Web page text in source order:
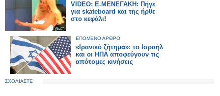
VIDEO: Ε.ΜΕΝΕΓΑΚΗ: Πήγε
για skateboard και της ήρθε
στο κεφάλι!
ΕΠΟΜΕΝΟ ΑΡΘΡΟ
«Ιρανικό ζήτημα»: το Ισραήλ
και οι ΗΠΑ αποφεύγουν τις
απότομες κινήσεις
ΣΧΟΛΙΑΣΤΕ